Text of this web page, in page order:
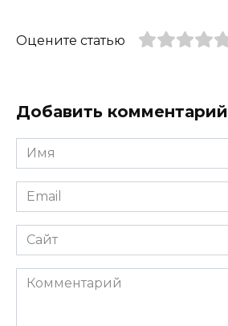
Оцените статью
Добавить комментарий
Имя
*
Email
*
Сайт
Комментарий